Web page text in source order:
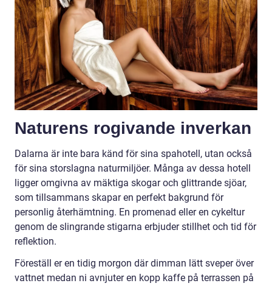
Naturens rogivande inverkan
Dalarna är inte bara känd för sina spahotell, utan också
för sina storslagna naturmiljöer. Många av dessa hotell
ligger omgivna av mäktiga skogar och glittrande sjöar,
som tillsammans skapar en perfekt bakgrund för
personlig återhämtning. En promenad eller en cykeltur
genom de slingrande stigarna erbjuder stillhet och tid för
reflektion.
Föreställ er en tidig morgon där dimman lätt sveper över
vattnet medan ni avnjuter en kopp kaffe på terrassen på